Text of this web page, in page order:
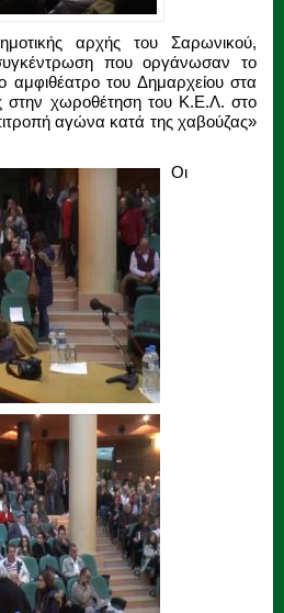
αρχής του Σαρωνικού,
που οργάνωσαν το
αμφιθέατρο του Δημαρχείου στα
στην χωροθέτηση του Κ.Ε.Λ. στο
αγώνα κατά της χαβούζας»
Οι